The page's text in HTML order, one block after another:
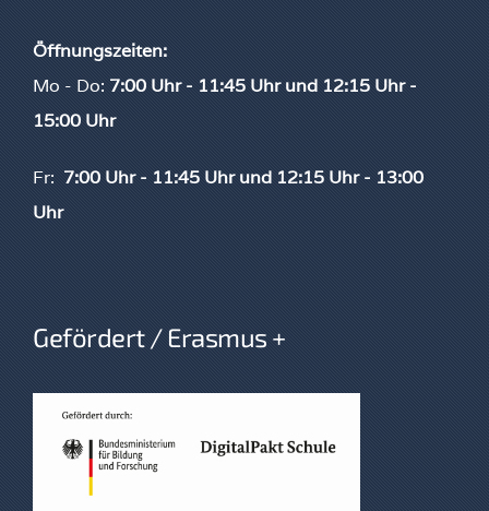
Öffnungszeiten:
Mo - Do: 7:00 Uhr - 11:45 Uhr und 12:15 Uhr -
15:00 Uhr
Fr: 7:00 Uhr - 11:45 Uhr und 12:15 Uhr - 13:00
Uhr
Gefördert / Erasmus +